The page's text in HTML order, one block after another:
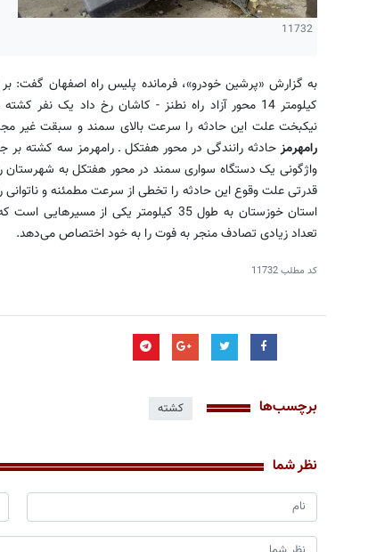
11732
به گزارش «پرشین خودرو»، فرمانده پلیس راه اصفهان گفت:
نیکبخت علت این حادثه را سرعت بالای سمند و سبقت غیر
رامهرمزحادثه رانندگی در محور هفتکل ـ رامهرمز سه کشته
قدرتی علت وقوع این حادثه را تخطی از سرعت مطمئنه و ناتوانی
استان خوزستان به طول 35 کیلومتر یکی
تعداد زیادی تصادف منجر به فوت را به خود اختصاص می‌دهد.
کد مطلب11732
برچسب‌ها کشته
نظر شما